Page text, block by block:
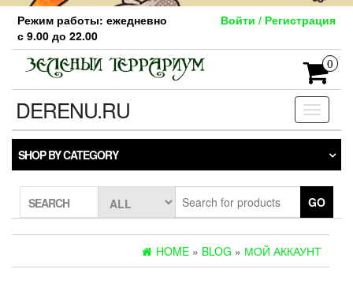
Skip
the
content
Режим работы: ежедневно
с 9.00 до 22.00
Войти / Регистрация
0
Toggle
DERENU.RU
SHOP BY CATEGORY
SEARCH GO
HOME » BLOG » МОЙ АККАУНТ